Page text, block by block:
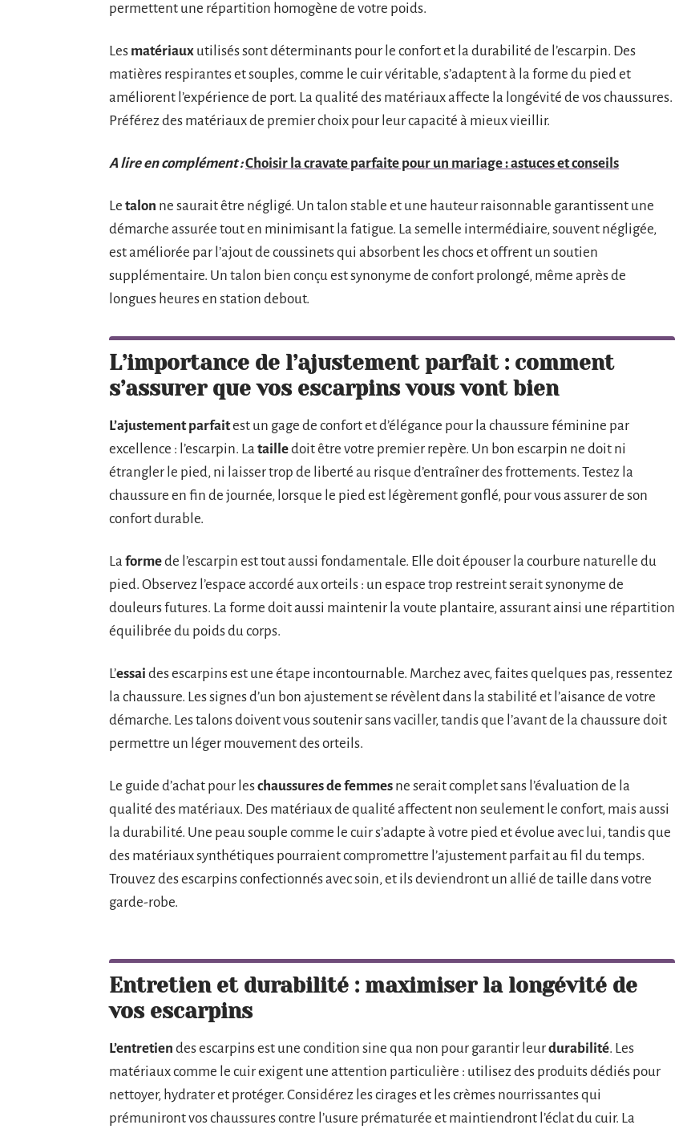
permettent une répartition homogène de votre poids.
Les matériaux utilisés sont déterminants pour le confort et la durabilité de l’escarpin. Des
matières respirantes et souples, comme le cuir véritable, s’adaptent à la forme du pied et
améliorent l’expérience de port. La qualité des matériaux affecte la longévité de vos chaussures.
Préférez des matériaux de premier choix pour leur capacité à mieux vieillir.
A lire en complément :Choisir la cravate parfaite pour un mariage : astuces et conseils
Le talon ne saurait être négligé. Un talon stable et une hauteur raisonnable garantissent une
démarche assurée tout en minimisant la fatigue. La semelle intermédiaire, souvent négligée,
est améliorée par l’ajout de coussinets qui absorbent les chocs et offrent un soutien
supplémentaire. Un talon bien conçu est synonyme de confort prolongé, même après de
longues heures en station debout.
L’importance de l’ajustement parfait : comment
s’assurer que vos escarpins vous vont bien
L’ajustement parfaitest un gage de confort et d’élégance pour la chaussure féminine par
excellence : l’escarpin. La tailledoit être votre premier repère. Un bon escarpin ne doit ni
étrangler le pied, ni laisser trop de liberté au risque d’entraîner des frottements. Testez la
chaussure en fin de journée, lorsque le pied est légèrement gonflé, pour vous assurer de son
confort durable.
La formede l’escarpin est tout aussi fondamentale. Elle doit épouser la courbure naturelle du
pied. Observez l’espace accordé aux orteils : un espace trop restreint serait synonyme de
douleurs futures. La forme doit aussi maintenir la voute plantaire, assurant ainsi une répartition
équilibrée du poids du corps.
L’essai des escarpins est une étape incontournable. Marchez avec, faites quelques pas, ressentez
la chaussure. Les signes d’un bon ajustement se révèlent dans la stabilité et l’aisance de votre
démarche. Les talons doivent vous soutenir sans vaciller, tandis que l’avant de la chaussure doit
permettre un léger mouvement des orteils.
Le guide d’achat pour leschaussures de femmes ne serait complet sans l’évaluation de la
qualité des matériaux. Des matériaux de qualité affectent non seulement le confort, mais aussi
la durabilité. Une peau souple comme le cuir s’adapte à votre pied et évolue avec lui, tandis que
des matériaux synthétiques pourraient compromettre l’ajustement parfait au fil du temps.
Trouvez des escarpins confectionnés avec soin, et ils deviendront un allié de taille dans votre
garde-robe.
Entretien et durabilité : maximiser la longévité de
vos escarpins
L’entretien des escarpins est une condition sine qua non pour garantir leurdurabilité. Les
matériaux comme le cuir exigent une attention particulière : utilisez des produits dédiés pour
nettoyer, hydrater et protéger. Considérez les cirages et les crèmes nourrissantes qui
prémuniront vos chaussures contre l’usure prématurée et maintiendront l’éclat du cuir. La